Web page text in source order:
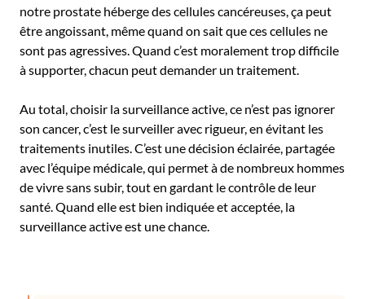
notre prostate héberge des cellules cancéreuses, ça peut
être angoissant, même quand on sait que ces cellules ne
sont pas agressives. Quand c’est moralement trop difficile
à supporter, chacun peut demander un traitement.
Au total, choisir la surveillance active, ce n’est pas ignorer
son cancer, c’est le surveiller avec rigueur, en évitant les
traitements inutiles. C’est une décision éclairée, partagée
avec l’équipe médicale, qui permet à de nombreux hommes
de vivre sans subir, tout en gardant le contrôle de leur
santé. Quand elle est bien indiquée et acceptée, la
surveillance active est une chance.